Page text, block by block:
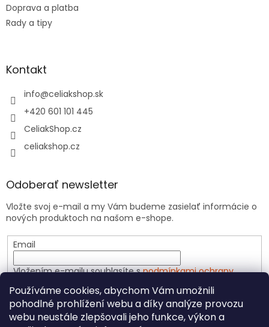
Používáme cookies, abychom Vám umožnili
pohodlné prohlížení webu a díky analýze provozu
webu neustále zlepšovali jeho funkce, výkon a
Doprava a platba
Rady a tipy
Kontakt
info@celiakshop.sk
+420 601 101 445
CeliakShop.cz
celiakshop.cz
Odoberať newsletter
Vložte svoj e-mail a my Vám budeme zasielať informácie o
nových produktoch na našom e-shope.
Email
Vložením e-mailu souhlasíte spodmínkami ochrany
PRIHLÁSIŤ SA